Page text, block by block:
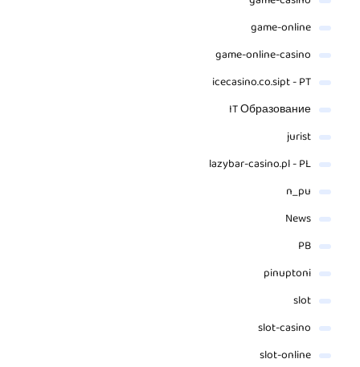
game-online
game-online-casino
icecasino.co.sipt - PT
IT Образование
jurist
lazybar-casino.pl - PL
n_pu
News
PB
pinuptoni
slot
slot-casino
slot-online